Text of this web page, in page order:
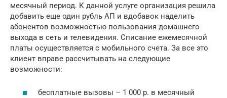
месячный период. К данной услуге организация решила
добавить еще один рубль АП и вдобавок наделить
абонентов возможностью пользования домашнего
выхода в сеть и телевидения. Списание ежемесячной
платы осуществляется с мобильного счета. За все это
клиент вправе рассчитывать на следующие
возможности:
бесплатные вызовы – 1 000 р. в месячный